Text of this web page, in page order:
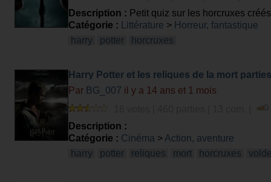
Description : Petit quiz sur les horcruxes
Catégorie :
Littérature > Horreur, fantastique
harry
potter horcruxes
Harry Potter et les reliques de la mort
Par BG_007 il y a 14 ans et 1 mois
Description :
Catégorie : Cinéma > Action, aventure
harry
potter reliques mort horcruxes